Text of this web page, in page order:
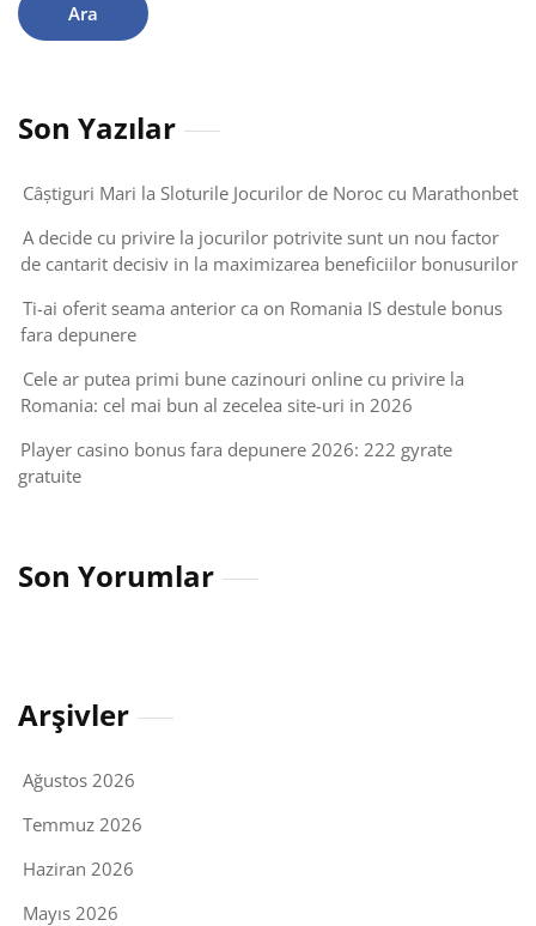
Son Yazılar
Câștiguri Mari la Sloturile Jocurilor de Noroc cu Marathonbet
A decide cu privire la jocurilor potrivite sunt un nou factor
de cantarit decisiv in la maximizarea beneficiilor bonusurilor
Ti-ai oferit seama anterior ca on Romania IS destule bonus
fara depunere
Cele ar putea primi bune cazinouri online cu privire la
Romania: cel mai bun al zecelea site-uri in 2026
Player casino bonus fara depunere 2026: 222 gyrate
gratuite
Son Yorumlar
Arşivler
Ağustos 2026
Temmuz 2026
Haziran 2026
Mayıs 2026